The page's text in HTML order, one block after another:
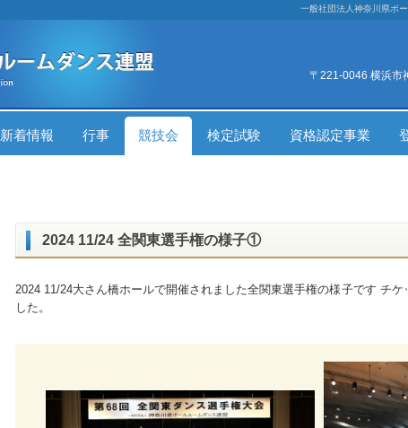
一般社団法人神奈川県ボ
〒221-0046 横浜市
新着情報 行事 競技会 検定試験 資格認定事業
2024 11/24 全関東選手権の様子①
2024 11/24大さん橋ホールで開催されました全関東選手権の様子です チ
した。